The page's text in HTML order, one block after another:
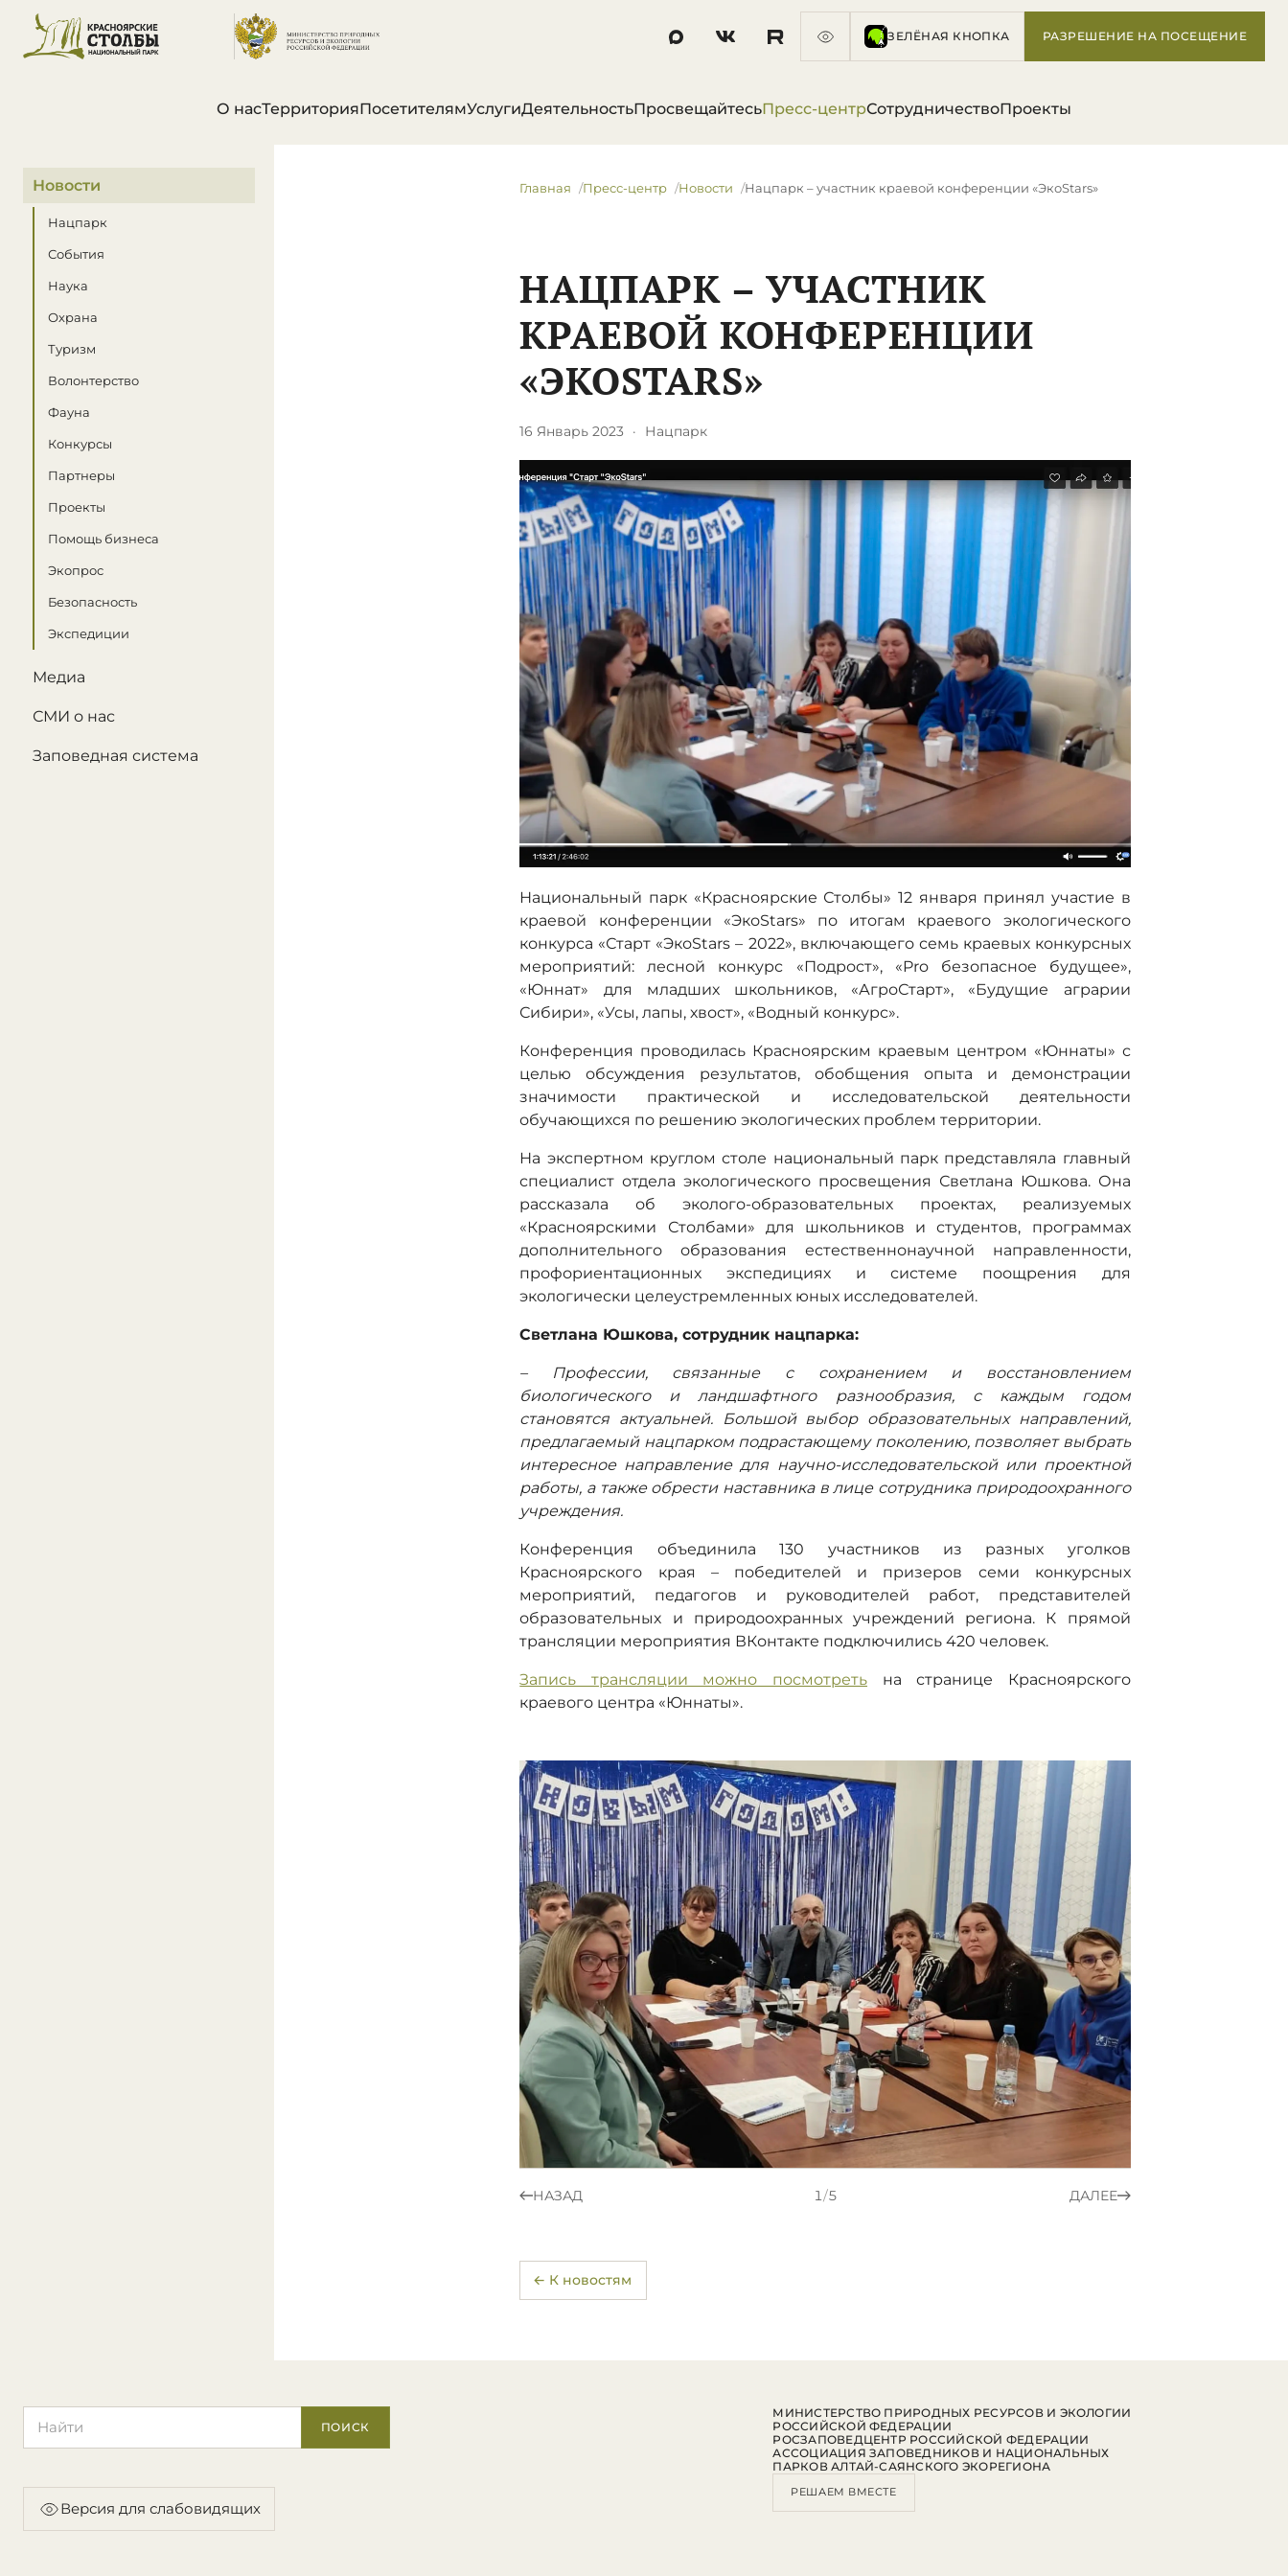
ЗЕЛЁНАЯ КНОПКА РАЗРЕШЕНИЕ НА ПОСЕЩЕНИЕ
О насТерриторияПосетителямУслугиДеятельностьПросвещайтесьПресс-центрСотрудничествоПроекты
В этом разделе
Новости
Нацпарк
События
Наука
Охрана
Туризм
Волонтерство
Фауна
Конкурсы
Партнеры
Проекты
Помощь бизнеса
Экопрос
Безопасность
Экспедиции
Медиа
СМИ о нас
Заповедная система
Главная Пресс-центр Новости ​Нацпарк – участник краевой конференции «ЭкоStars»
​НАЦПАРК – УЧАСТНИК
КРАЕВОЙ КОНФЕРЕНЦИИ
«ЭКОSTARS»
16 Январь 2023 · Нацпарк
Национальный парк «Красноярские Столбы» 12 января принял участие в
краевой конференции «ЭкоStars» по итогам краевого экологического
конкурса «Старт «ЭкоStars – 2022», включающего семь краевых конкурсных
мероприятий: лесной конкурс «Подрост», «Pro безопасное будущее»,
«Юннат» для младших школьников, «АгроСтарт», «Будущие аграрии
Сибири», «Усы, лапы, хвост», «Водный конкурс».
Конференция проводилась Красноярским краевым центром «Юннаты» с
целью обсуждения результатов, обобщения опыта и демонстрации
значимости практической и исследовательской деятельности
обучающихся по решению экологических проблем территории.
На экспертном круглом столе национальный парк представляла главный
специалист отдела экологического просвещения Светлана Юшкова. Она
рассказала об эколого-образовательных проектах, реализуемых
«Красноярскими Столбами» для школьников и студентов, программах
дополнительного образования естественнонаучной направленности,
профориентационных экспедициях и системе поощрения для
экологически целеустремленных юных исследователей.
Светлана Юшкова, сотрудник нацпарка:
– Профессии, связанные с сохранением и восстановлением
биологического и ландшафтного разнообразия, с каждым годом
становятся актуальней. Большой выбор образовательных направлений,
предлагаемый нацпарком подрастающему поколению, позволяет выбрать
интересное направление для научно-исследовательской или проектной
работы, а также обрести наставника в лице сотрудника природоохранного
учреждения.
Конференция объединила 130 участников из разных уголков
Красноярского края – победителей и призеров семи конкурсных
мероприятий, педагогов и руководителей работ, представителей
образовательных и природоохранных учреждений региона. К прямой
трансляции мероприятия ВКонтакте подключились 420 человек.
Запись трансляции можно посмотреть на странице Красноярского
краевого центра «Юннаты».
НАЗАД 1/5 ДАЛЕЕ
← К новостям
ПОИСК
Версия для слабовидящих
МИНИСТЕРСТВО ПРИРОДНЫХ РЕСУРСОВ И ЭКОЛОГИИ
РОССИЙСКОЙ ФЕДЕРАЦИИ
РОСЗАПОВЕДЦЕНТР РОССИЙСКОЙ ФЕДЕРАЦИИ
АССОЦИАЦИЯ ЗАПОВЕДНИКОВ И НАЦИОНАЛЬНЫХ
ПАРКОВ АЛТАЙ-САЯНСКОГО ЭКОРЕГИОНА
РЕШАЕМ ВМЕСТЕ